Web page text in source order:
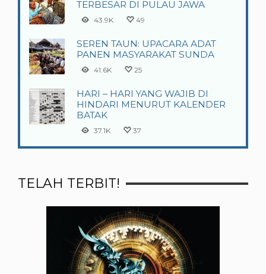
TERBESAR DI PULAU JAWA
43.9K 49
SEREN TAUN: UPACARA ADAT
PANEN MASYARAKAT SUNDA
41.6K 25
HARI – HARI YANG WAJIB DI
HINDARI MENURUT KALENDER
BATAK
37.1K 37
TELAH TERBIT!